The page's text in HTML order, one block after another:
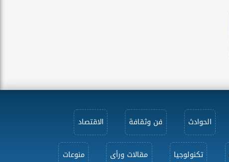
الحوادث فن وثقافة الاقتصاد
تكنولوجيا مقالات ورأى منوعات